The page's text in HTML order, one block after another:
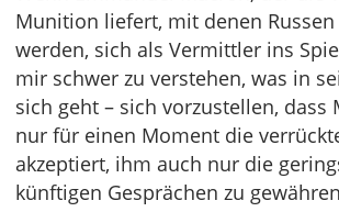
Munition liefert, mit denen
werden, sich als Vermittler ins
mir schwer zu verstehen, was in
sich geht – sich vorzustellen, dass
nur für einen Moment die
akzeptiert, ihm auch nur die
künftigen Gesprächen zu